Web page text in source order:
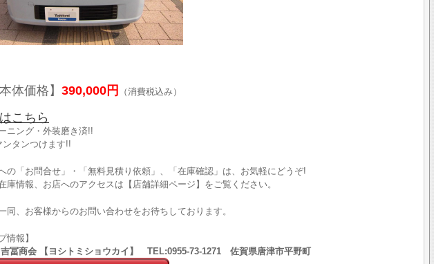
体価格】 390,000円 （消費税込み）
こちら
ニング・外装磨き済!!
ンタンつけます!!
の「お問合せ」・「無料見積り依頼」、「在庫確認」は、お気軽にどうぞ!
庫情報、お店へのアクセスは【店舗詳細ページ】をご覧ください。
同、お客様からのお問い合わせをお待ちしております。
プ情報】
冨商会 【ヨシトミショウカイ】 TEL:0955-73-1271 佐賀県唐津市平野町